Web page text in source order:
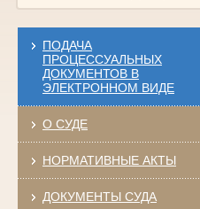
ПОДАЧА
ПРОЦЕССУАЛЬНЫХ
ДОКУМЕНТОВ В
ЭЛЕКТРОННОМ ВИДЕ
О СУДЕ
НОРМАТИВНЫЕ АКТЫ
ДОКУМЕНТЫ СУДА